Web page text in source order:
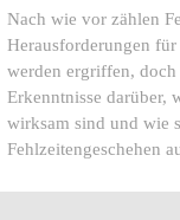
Nach wie vor zählen
Herausforderungen
werden ergriffen, doch
Erkenntnisse darüber,
wirksam sind und wie
Fehlzeitengeschehen